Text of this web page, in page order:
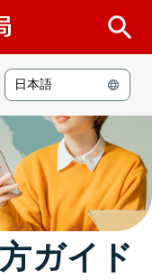
日本語
ガイド
送り状の準備